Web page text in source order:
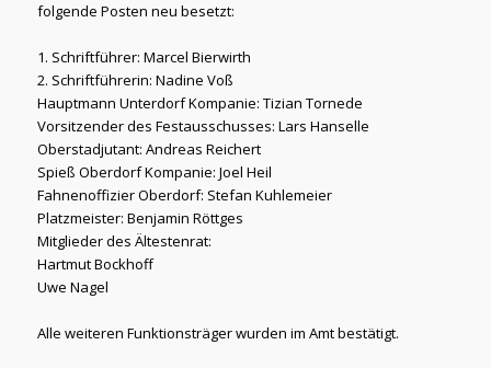
folgende Posten neu besetzt:
1. Schriftführer: Marcel Bierwirth
2. Schriftführerin: Nadine Voß
Hauptmann Unterdorf Kompanie: Tizian Tornede
Vorsitzender des Festausschusses: Lars Hanselle
Oberstadjutant: Andreas Reichert
Spieß Oberdorf Kompanie: Joel Heil
Fahnenoffizier Oberdorf: Stefan Kuhlemeier
Platzmeister: Benjamin Röttges
Mitglieder des Ältestenrat:
Hartmut Bockhoff
Uwe Nagel
Alle weiteren Funktionsträger wurden im Amt bestätigt.